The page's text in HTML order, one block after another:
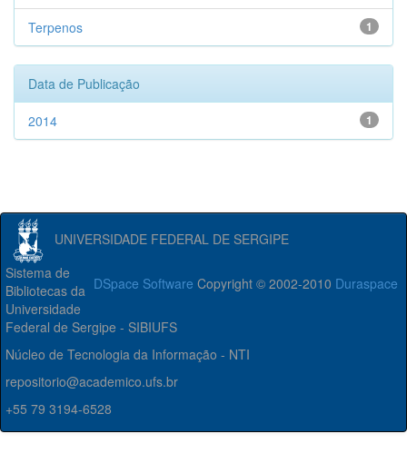
1
Terpenos
Data de Publicação
1
2014
UNIVERSIDADE FEDERAL DE SERGIPE
DSpace Software Copyright © 2002-2010 Duraspace
Sistema de
Bibliotecas da
Universidade
Federal de Sergipe - SIBIUFS
Núcleo de Tecnologia da Informação - NTI
repositorio@academico.ufs.br
+55 79 3194-6528